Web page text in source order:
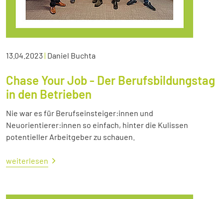
13.04.2023| Daniel Buchta
Chase Your Job - Der Berufsbildungstag
in den Betrieben
Nie war es für Berufseinsteiger:innen und
Neuorientierer:innen so einfach, hinter die Kulissen
potentieller Arbeitgeber zu schauen.
weiterlesen